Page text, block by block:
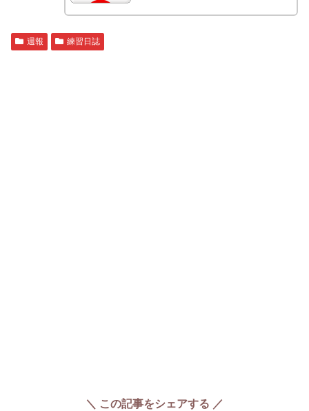
週報 練習日誌
＼ この記事をシェアする ／